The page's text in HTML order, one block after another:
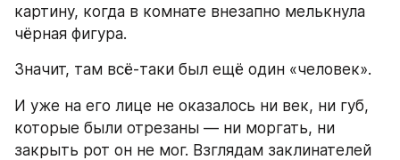
картину, когда в комнате внезапно мелькнула
чёрная фигура.
Значит, там всё-таки был ещё один «человек».
И уже на его лице не оказалось ни век, ни губ,
которые были отрезаны — ни моргать, ни
закрыть рот он не мог. Взглядам заклинателей